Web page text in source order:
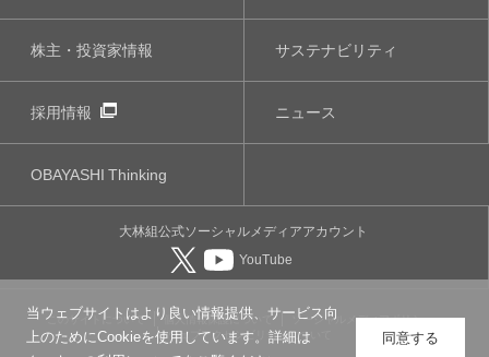
当ウェブサイトはより良い情報提供、サービス向
上のためにCookieを使用しています。詳細は
同意する
株主・投資家情報 サステナビリティ
採用情報 ニュース
OBAYASHIThinking
大林組公式ソーシャルメディアアカウント
YouTube
このサイトについて 個人情報保護について
ソーシャルメディアポリシー
ウェブアクセシビリティについて